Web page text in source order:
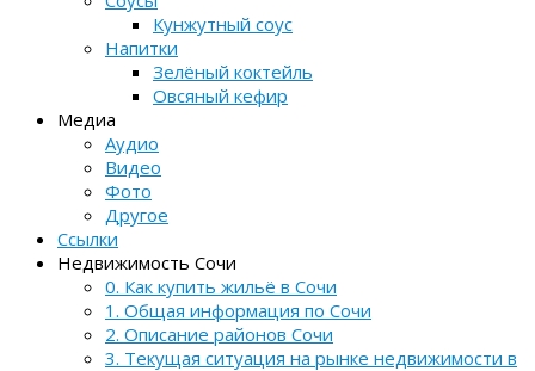
Кунжутный соус
Напитки
Зелёный коктейль
Овсяный кефир
Медиа
Аудио
Видео
Фото
Другое
Ссылки
Недвижимость Сочи
0. Как купить жильё в Сочи
1. Общая информация по Сочи
2. Описание районов Сочи
3. Текущая ситуация на рынке недвижимости в